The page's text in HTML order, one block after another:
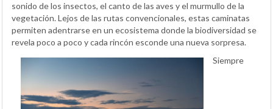
sonido de los insectos, el canto de las aves y el murmullo de la
vegetación. Lejos de las rutas convencionales, estas caminatas
permiten adentrarse en un ecosistema donde la biodiversidad se
revela poco a poco y cada rincón esconde una nueva sorpresa.
Siempre